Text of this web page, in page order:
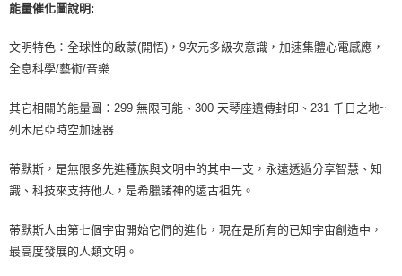
能量催化圖說明:
文明特色：全球性的啟蒙(開悟)，9次元多級次意識，加速集體心電感應，
全息科學/藝術/音樂
其它相關的能量圖：299 無限可能、300 天琴座遺傳封印、231 千日之地~
列木尼亞時空加速器
蒂默斯，是無限多先進種族與文明中的其中一支，永遠透過分享智慧、知
識、科技來支持他人，是希臘諸神的遠古祖先。
蒂默斯人由第七個宇宙開始它們的進化，現在是所有的已知宇宙創造中，
最高度發展的人類文明。